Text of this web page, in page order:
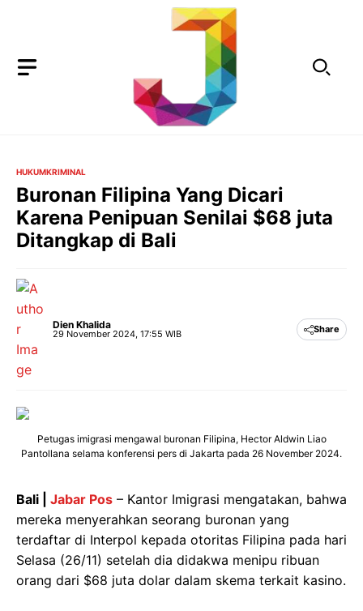
HUKUMKRIMINAL
Buronan Filipina Yang Dicari
Karena Penipuan Senilai $68 juta
Ditangkap di Bali
Dien Khalida
29 November 2024, 17:55 WIB Share
Petugas imigrasi mengawal buronan Filipina, Hector Aldwin Liao
Pantollana selama konferensi pers di Jakarta pada 26 November 2024.
Bali | Jabar Pos – Kantor Imigrasi mengatakan, bahwa
mereka menyerahkan seorang buronan yang
terdaftar di Interpol kepada otoritas Filipina pada hari
Selasa (26/11) setelah dia didakwa menipu ribuan
orang dari $68 juta dolar dalam skema terkait kasino.